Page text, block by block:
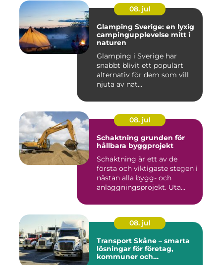
08. jul
Glamping Sverige: en lyxig
campingupplevelse mitt i
naturen
Glamping i Sverige har
snabbt blivit ett populärt
alternativ för dem som vill
njuta av nat...
08. jul
Schaktning grunden för
hållbara byggprojekt
Schaktning är ett av de
första och viktigaste stegen i
nästan alla bygg- och
anläggningsprojekt. Uta...
08. jul
Transport Skåne – smarta
lösningar för företag,
kommuner och